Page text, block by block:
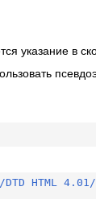
указание в
DTD